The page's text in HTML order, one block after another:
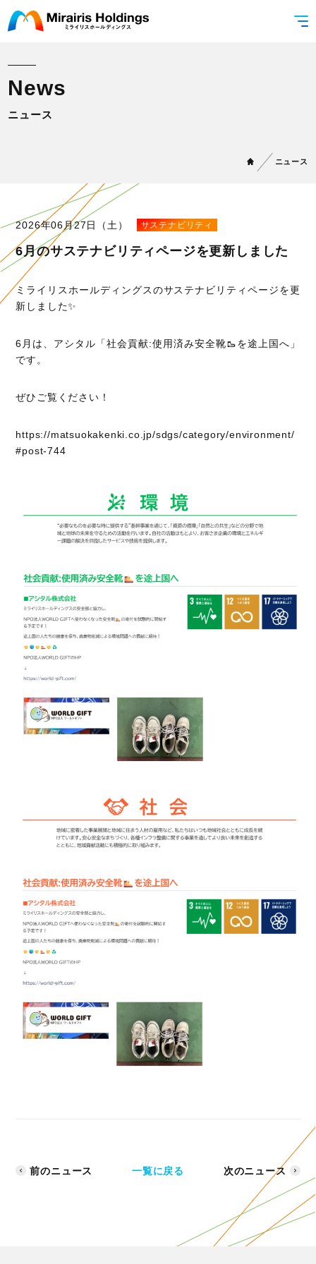
News
ニュース
ニュース
2026年06月27日（土） サステナビリティ
6月のサステナビリティページを更新しました
ミライリスホールディングスのサステナビリティページを更
新しました✨
6月は、アシタル「社会貢献:使用済み安全靴🥾を途上国へ」
です。
ぜひご覧ください！
https://matsuokakenki.co.jp/sdgs/category/environment/
#post-744
前のニュース 一覧に戻る 次のニュース